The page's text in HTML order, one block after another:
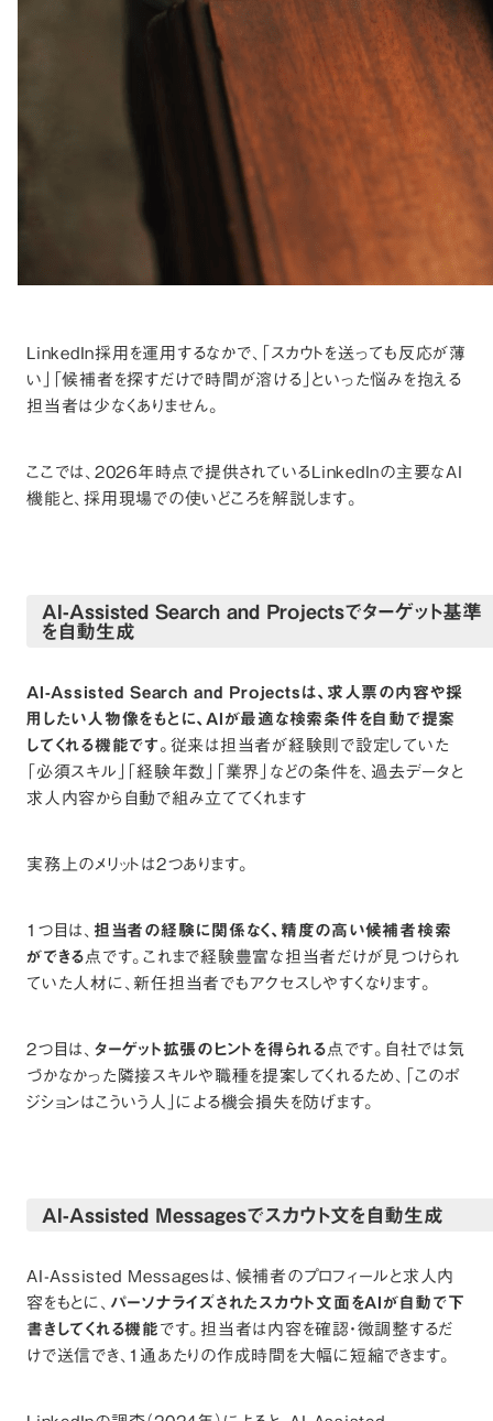
LinkedIn採用を運用するなかで、「スカウトを送っても反応が薄
い」「候補者を探すだけで時間が溶ける」といった悩みを抱える
担当者は少なくありません。
ここでは、2026年時点で提供されているLinkedInの主要なAI
機能と、採用現場での使いどころを解説します。
AI-Assisted Search and Projectsでターゲット基準
を自動生成
AI-Assisted Search and Projectsは、求人票の内容や採
用したい人物像をもとに、AIが最適な検索条件を自動で提案
してくれる機能です。従来は担当者が経験則で設定していた
「必須スキル」「経験年数」「業界」などの条件を、過去データと
求人内容から自動で組み立ててくれます
実務上のメリットは2つあります。
1つ目は、担当者の経験に関係なく、精度の高い候補者検索
ができる点です。これまで経験豊富な担当者だけが見つけられ
ていた人材に、新任担当者でもアクセスしやすくなります。
2つ目は、ターゲット拡張のヒントを得られる点です。自社では気
づかなかった隣接スキルや職種を提案してくれるため、「このポ
ジションはこういう人」による機会損失を防げます。
AI-Assisted Messagesでスカウト文を自動生成
AI-Assisted Messagesは、候補者のプロフィールと求人内
容をもとに、パーソナライズされたスカウト文面をAIが自動で下
書きしてくれる機能です。担当者は内容を確認・微調整するだ
けで送信でき、1通あたりの作成時間を大幅に短縮できます。